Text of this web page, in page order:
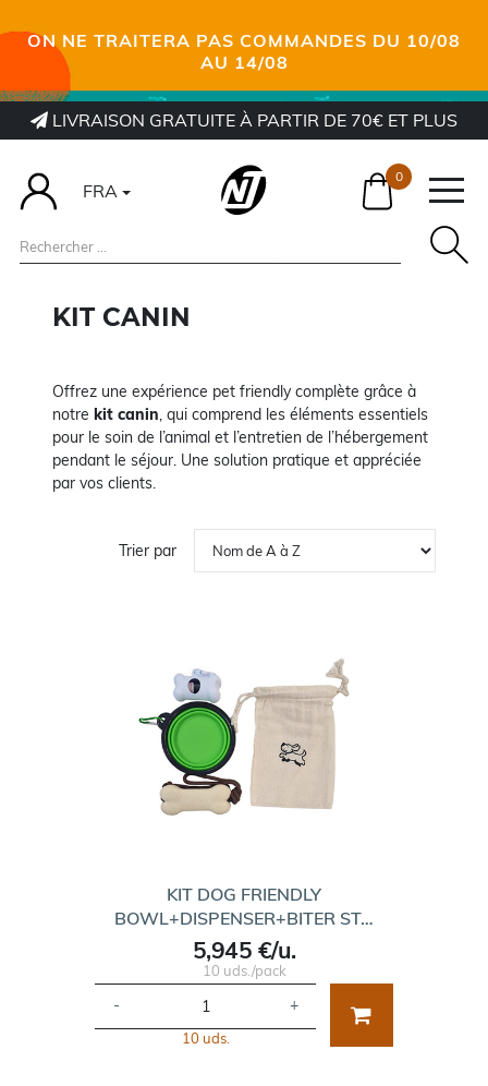
ON NE TRAITERA PAS COMMANDES DU 10/08
AU 14/08
LIVRAISON GRATUITE À PARTIR DE 70€ ET PLUS
FRA
0
KIT CANIN
Offrez une expérience pet friendly complète grâce à
notre kit canin, qui comprend les éléments essentiels
pour le soin de l’animal et l’entretien de l’hébergement
pendant le séjour. Une solution pratique et appréciée
par vos clients.
Trier par
KIT DOG FRIENDLY
BOWL+DISPENSER+BITER ST…
5,945 €/u.
10 uds./pack
- +
10 uds.